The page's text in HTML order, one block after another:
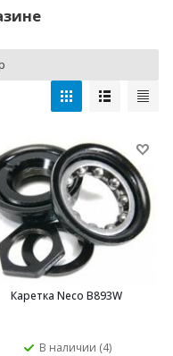
Каретка Neco B893W
В наличии (4)